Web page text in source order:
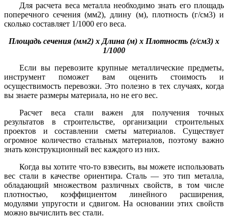
Для расчета веса металла необходимо знать его площадь
поперечного сечения (мм2), длину (м), плотность (г/см3) и
сколько составляет 1/1000 его веса.
Площадь сечения (мм2) x Длина (м) x Плотность (г/см3) x
1/1000
Если вы перевозите крупные металлические предметы,
инструмент поможет вам оценить стоимость и
осуществимость перевозки. Это полезно в тех случаях, когда
вы знаете размеры материала, но не его вес.
Расчет веса стали важен для получения точных
результатов в строительстве, организации строительных
проектов и составлении сметы материалов. Существует
огромное количество стальных материалов, поэтому важно
знать конструкционный вес каждого из них.
Когда вы хотите что-то взвесить, вы можете использовать
вес стали в качестве ориентира. Сталь — это тип металла,
обладающий множеством различных свойств, в том числе
плотностью, коэффициентом линейного расширения,
модулями упругости и сдвигом. На основании этих свойств
можно вычислить вес стали.